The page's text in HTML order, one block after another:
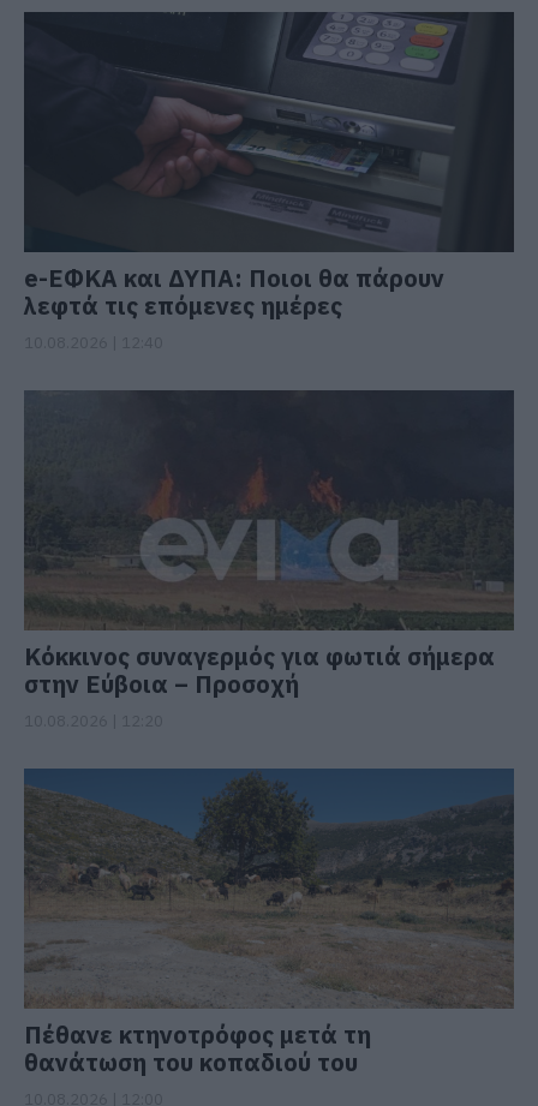
e-ΕΦΚΑ και ΔΥΠΑ: Ποιοι θα πάρουν
λεφτά τις επόμενες ημέρες
Κόκκινος συναγερμός για φωτιά σήμερα
στην Εύβοια – Προσοχή
Πέθανε κτηνοτρόφος μετά τη
θανάτωση του κοπαδιού του